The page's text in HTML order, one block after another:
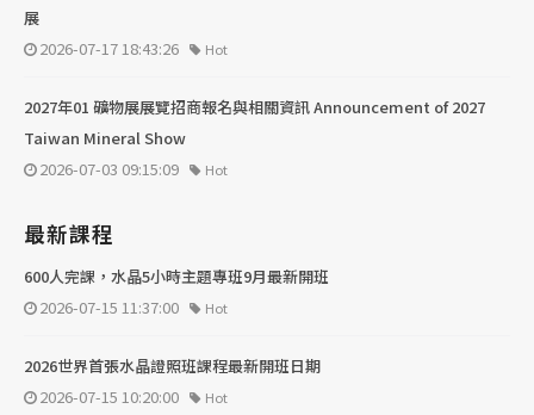
展
2026-07-17 18:43:26
Hot
2027年01 礦物展展覽招商報名與相關資訊 Announcement of 2027
Taiwan Mineral Show
2026-07-03 09:15:09
Hot
最新課程
600人完課，水晶5小時主題專班9月最新開班
2026-07-15 11:37:00
Hot
2026世界首張水晶證照班課程最新開班日期
2026-07-15 10:20:00
Hot